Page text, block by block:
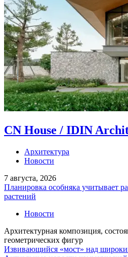
CN House / IDIN
Архитектура
Новости
7 августа, 2026
Планировка особняка учитывает
растений
Новости
Архитектурная композиция,
геометрических фигур
Извивающийся «мост» над